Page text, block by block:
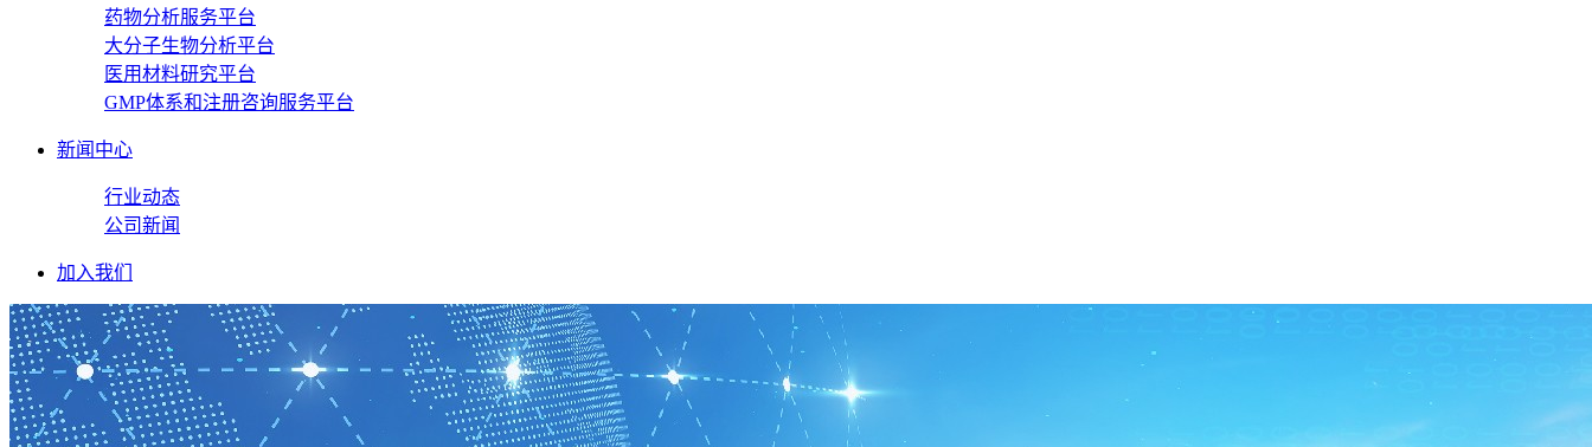
药物分析服务平台
大分子生物分析平台
医用材料研究平台
GMP体系和注册咨询服务平台
新闻中心
行业动态
公司新闻
加入我们